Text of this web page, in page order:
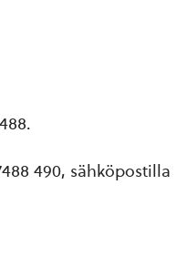
490, sähköpostilla